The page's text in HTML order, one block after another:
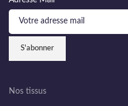
Nos tissus